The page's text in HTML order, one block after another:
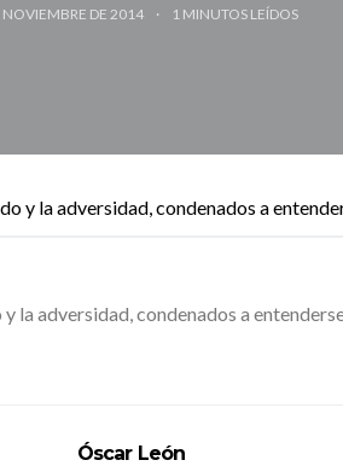
NOVIEMBRE DE 2014 1 MINUTOS LEÍDOS
la adversidad, condenados a
Óscar León